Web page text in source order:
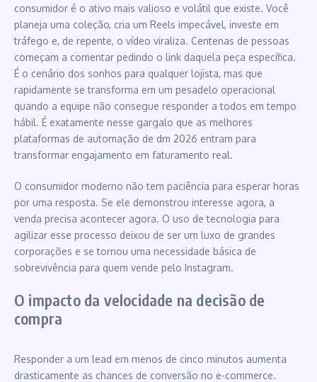
consumidor é o ativo mais valioso e volátil que existe. Você
planeja uma coleção, cria um Reels impecável, investe em
tráfego e, de repente, o vídeo viraliza. Centenas de pessoas
começam a comentar pedindo o link daquela peça específica.
É o cenário dos sonhos para qualquer lojista, mas que
rapidamente se transforma em um pesadelo operacional
quando a equipe não consegue responder a todos em tempo
hábil. É exatamente nesse gargalo que as melhores
plataformas de automação de dm 2026 entram para
transformar engajamento em faturamento real.
O consumidor moderno não tem paciência para esperar horas
por uma resposta. Se ele demonstrou interesse agora, a
venda precisa acontecer agora. O uso de tecnologia para
agilizar esse processo deixou de ser um luxo de grandes
corporações e se tornou uma necessidade básica de
sobrevivência para quem vende pelo Instagram.
O impacto da velocidade na decisão de
compra
Responder a um lead em menos de cinco minutos aumenta
drasticamente as chances de conversão no e-commerce.